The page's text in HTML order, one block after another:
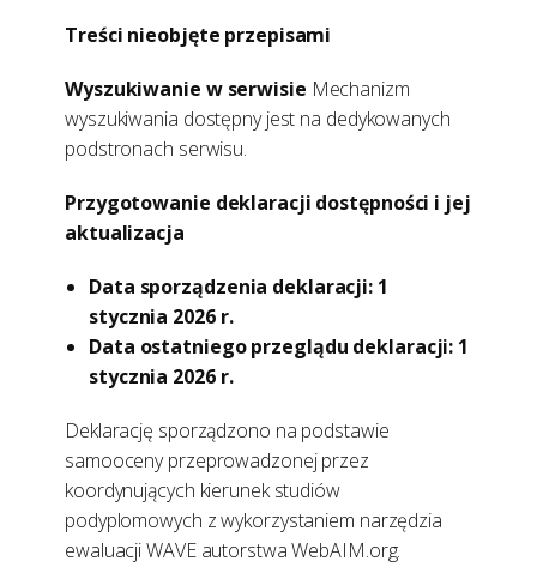
Treści nieobjęte przepisami
Wyszukiwanie w serwisie Mechanizm
wyszukiwania dostępny jest na dedykowanych
podstronach serwisu.
Przygotowanie deklaracji dostępności i jej
aktualizacja
Data sporządzenia deklaracji: 1
stycznia 2026 r.
Data ostatniego przeglądu deklaracji: 1
stycznia 2026 r.
Deklarację sporządzono na podstawie
samooceny przeprowadzonej przez
koordynujących kierunek studiów
podyplomowych z wykorzystaniem narzędzia
ewaluacji WAVE autorstwa WebAIM.org.